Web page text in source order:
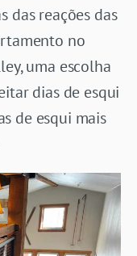
das reações das
no
uma escolha
dias de esqui
de esqui mais